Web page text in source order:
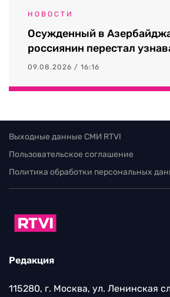
НОВОСТИ
Осужденный в
россиянин перестал
09.08.2026 / 16:16
Выходные данные СМИ RTVI
Пользовательское соглашение
Политика обработки персональных
Редакция
115280, г. Москва, ул. Ленинская